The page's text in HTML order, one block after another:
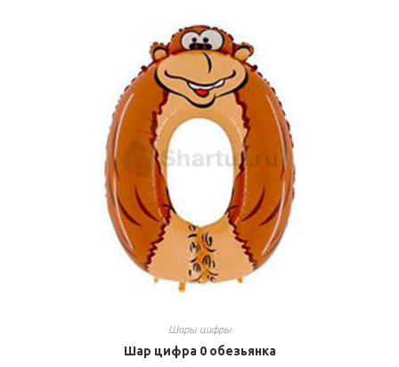
Шары цифры
Шар цифра 0 обезьянка